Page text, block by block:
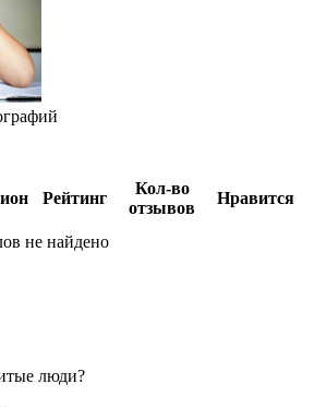
Рейтинг
Кол-во
отзывов
Нравится
не найдено
люди?